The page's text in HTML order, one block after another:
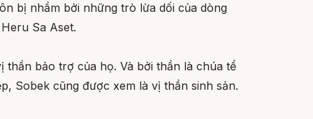
bị nhầm bởi những trò lừa dối của dòng
Sa Aset.
bảo trợ của họ. Và bởi thần là chúa tể
Sobek cũng được xem là vị thần sinh sản.